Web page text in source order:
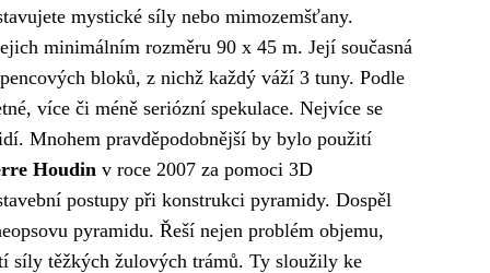
mystické síly nebo mimozemšťany.
minimálním rozměru 90 x 45 m. Její současná
bloků, z nichž každý váží 3 tuny. Podle
více či méně seriózní spekulace. Nejvíce se
Mnohem pravděpodobnější by bylo použití
Houdin v roce 2007 za pomoci 3D
postupy při konstrukci pyramidy. Dospěl
pyramidu. Řeší nejen problém objemu,
síly těžkých žulových trámů. Ty sloužily ke